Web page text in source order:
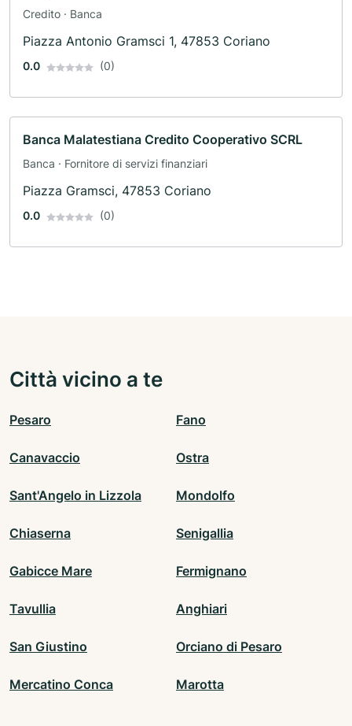
Credito · Banca
Piazza Antonio Gramsci 1, 47853 Coriano
0.0 (0)
Banca Malatestiana Credito Cooperativo SCRL
Banca · Fornitore di servizi finanziari
Piazza Gramsci, 47853 Coriano
0.0 (0)
Città vicino a te
Pesaro Fano
Canavaccio Ostra
Sant'Angelo in Lizzola Mondolfo
Chiaserna Senigallia
Gabicce Mare Fermignano
Tavullia Anghiari
San Giustino Orciano di Pesaro
Mercatino Conca Marotta